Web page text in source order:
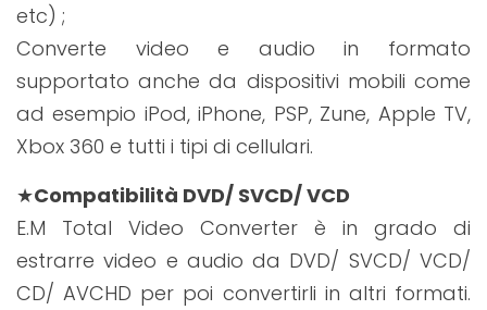
etc) ;
Converte video e audio in formato
supportato anche da dispositivi mobili come
ad esempio iPod, iPhone, PSP, Zune, Apple TV,
Xbox 360 e tutti i tipi di cellulari.
★Compatibilità DVD/ SVCD/ VCD
E.M Total Video Converter è in grado di
estrarre video e audio da DVD/ SVCD/ VCD/
CD/ AVCHD per poi convertirli in altri formati.